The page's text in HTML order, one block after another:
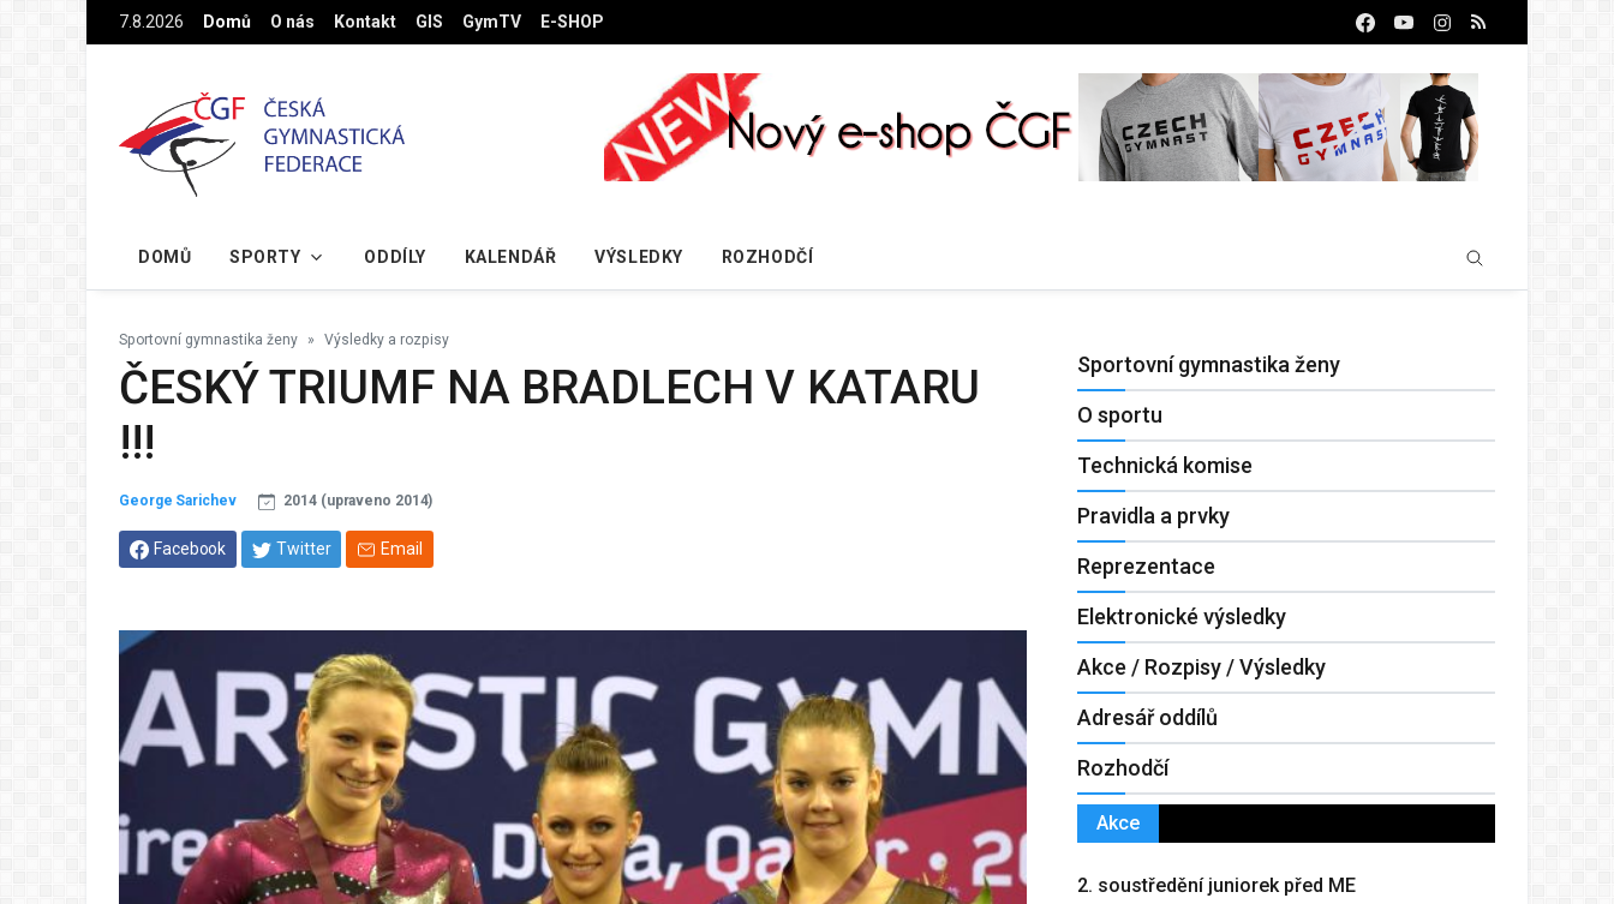
Na hlavní obsah7.8.2026 Domů O nás Kontakt GIS GymTV E-SHOP
DOMŮ SPORTY ODDÍLY KALENDÁŘ VÝSLEDKY ROZHODČÍ
Sportovní gymnastika ženy Výsledky a rozpisy
ČESKÝ TRIUMF NA BRADLECH V KATARU
!!!
George Sarichev 2014 (upraveno 2014)
Facebook Twitter Email
Sportovní gymnastika ženy
O sportu
Technická komise
Pravidla a prvky
Reprezentace
Elektronické výsledky
Akce / Rozpisy / Výsledky
Adresář oddílů
Rozhodčí
Akce
2. soustředění juniorek před ME